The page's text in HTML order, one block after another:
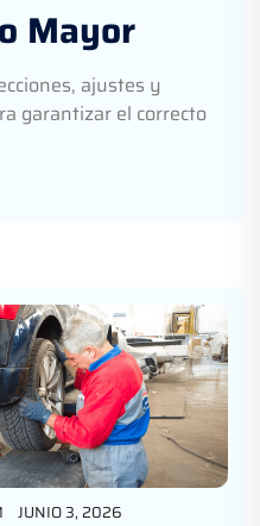
Mayor
ajustes y
garantizar el correcto
JUNIO 3, 2026